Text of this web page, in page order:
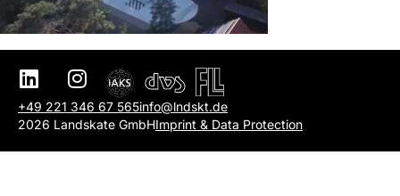
+49 221 346 67 565info@lndskt.de
2026 Landskate GmbHImprint & Data Protection